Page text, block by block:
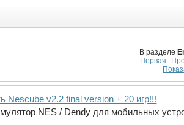
В разделе
Первая
Nescube v2.2 final version + 20 игр!!!
NES / Dendy для мобильных